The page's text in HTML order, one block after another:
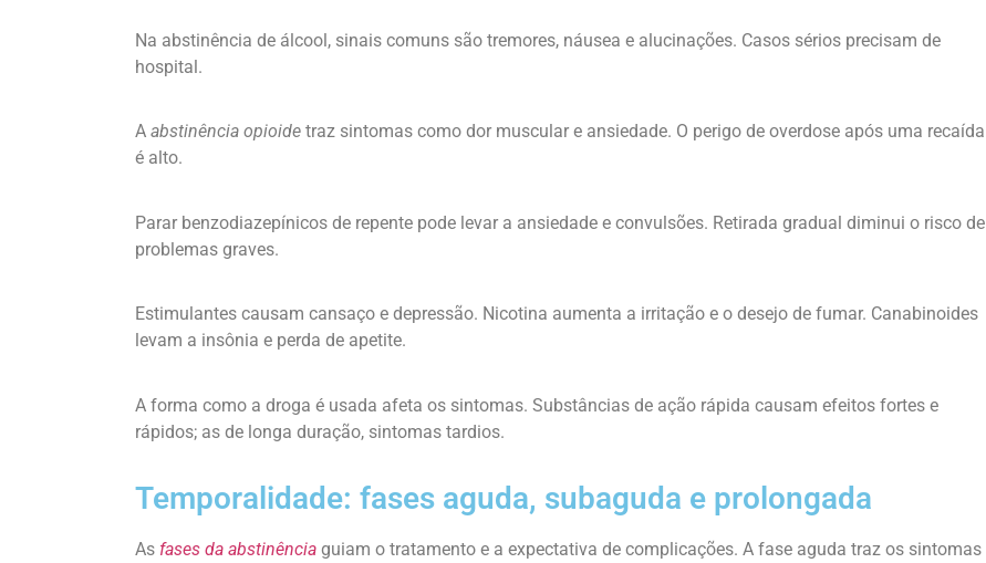
Na abstinência de álcool, sinais comuns são tremores, náusea e alucinações. Casos sérios precisam de
hospital.
A abstinência opioide traz sintomas como dor muscular e ansiedade. O perigo de overdose após uma recaída
é alto.
Parar benzodiazepínicos de repente pode levar a ansiedade e convulsões. Retirada gradual diminui o risco de
problemas graves.
Estimulantes causam cansaço e depressão. Nicotina aumenta a irritação e o desejo de fumar. Canabinoides
levam a insônia e perda de apetite.
A forma como a droga é usada afeta os sintomas. Substâncias de ação rápida causam efeitos fortes e
rápidos; as de longa duração, sintomas tardios.
Temporalidade: fases aguda, subaguda e prolongada
As fases da abstinência guiam o tratamento e a expectativa de complicações. A fase aguda traz os sintomas